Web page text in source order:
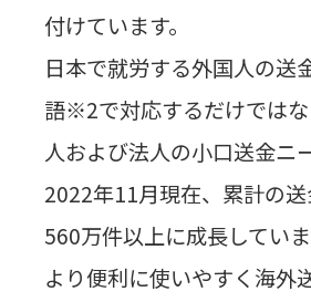
付けています。
日本で就労する外国人の送
語※2で対応するだけでは
人および法人の小口送金ニ
2022年11月現在、累計の
560万件以上に成長していま
より便利に使いやすく海外